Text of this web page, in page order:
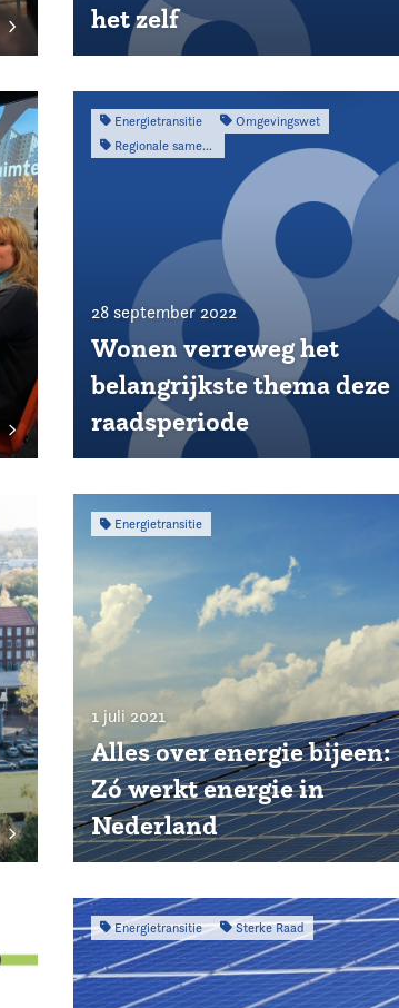
het zelf
Energietransitie
Omgevingswet
Regionale samenwerking
28 september 2022
Wonen verreweg het
belangrijkste thema deze
raadsperiode
Energietransitie
1 juli 2021
Alles over energie bijeen:
Zó werkt energie in
Nederland
Energietransitie Sterke Raad